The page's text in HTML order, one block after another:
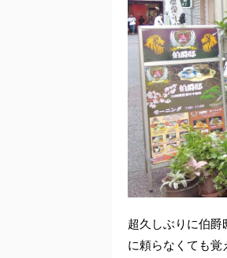
超久しぶりに伯
に頼らなくても